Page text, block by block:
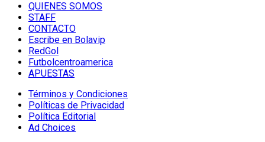
QUIENES SOMOS
STAFF
CONTACTO
Escribe en Bolavip
RedGol
Futbolcentroamerica
APUESTAS
Términos y Condiciones
Políticas de Privacidad
Política Editorial
Ad Choices